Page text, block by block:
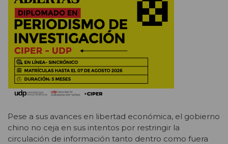
Pese a sus avances en libertad económica, el gobierno
chino no ceja en sus intentos por restringir la
circulación de información tanto dentro como fuera